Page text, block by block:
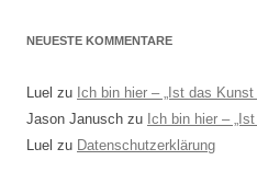
NEUESTE KOMMENTARE
Luel zu Ich bin hier – „Ist das
Jason Janusch zu Ich bin hier –
Luel zu Datenschutzerklärung